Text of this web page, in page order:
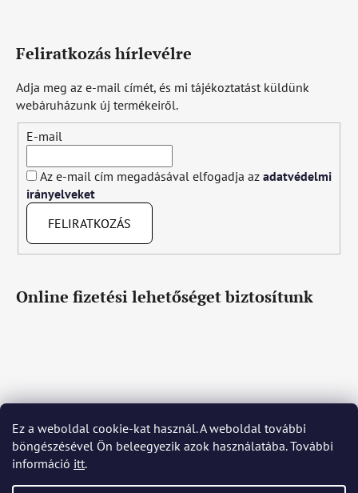
Ez a weboldal cookie-kat használ. A weboldal további
böngészésével Ön beleegyezik azok használatába. További
információ itt.
Feliratkozás hírlevélre
Adja meg az e-mail címét, és mi tájékoztatást küldünk
webáruházunk új termékeiről.
E-mail
Az e-mail cím megadásával elfogadja az adatvédelmi
irányelveket
FELIRATKOZÁS
Online fizetési lehetőséget biztosítunk
Čeština Slovenčina English Deutsch Magyar
Język polski Română Italiano Español Français
Português
Nederlands Українська Ελληνικά Svenska Dansk